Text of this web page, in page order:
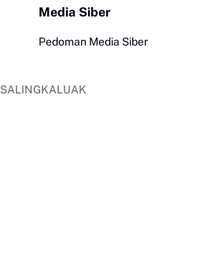
Media Siber
Pedoman Media Siber
SALINGKALUAK